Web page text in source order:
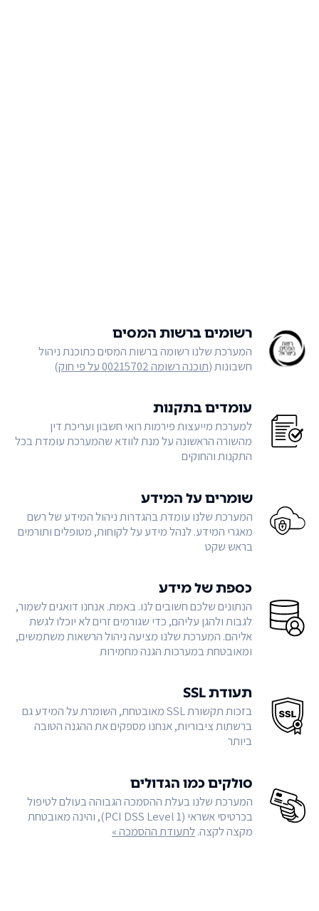
רשומים ברשות המסים
המערכת שלנו רשומה ברשות המסים כתוכנת ניהול
חשבונות (תוכנה רשומה 00215702 על פי חוק )
עומדים בתקנות
למערכת מייעצות פירמות רואי חשבון ועריכת דין
מהשורה הראשונה על מנת לוודא שהמערכת עומדת בכל
התקנות והחוקים
שומרים על המידע
המערכת שלנו עומדת בהגדרות ניהול המידע של רשם
מאגרי המידע. לנהל מידע על לקוחות, מטופלים ותורמים
בראש שקט
כספת של מידע
הנתונים שלכם חשובים לנו. באמת. אנחנו דואגים לשמור,
לגבות ולהגן עליהם, כדי שגורמים זרים לא יוכלו לגשת
אליהם. המערכת שלנו מציעה ניהול הרשאות משתמשים,
ומאובטחת במערכות הגנה מחמירות
תעודת SSL
בזכות תקשורת SSL מאובטחת, השומרת על המידע גם
ברשתות ציבוריות, אנחנו מספקים את ההגנה הטובה
ביותר
סולקים כמו הגדולים
המערכת שלנו בעלת ההסמכה הגבוהה בעולם לטיפול
בכרטיסי אשראי (PCI DSS Level 1), והינה מאובטחת
מקצה לקצה.לתעודת ההסמכה »